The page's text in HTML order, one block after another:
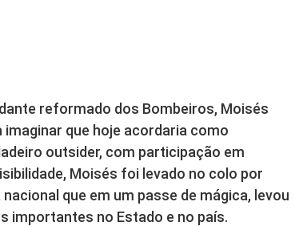
reformado dos Bombeiros, Moisés
imaginar que hoje acordaria como
outsider, com participação em
Moisés foi levado no colo por
que em um passe de mágica, levou
importantes no Estado e no país.